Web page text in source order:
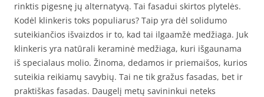
rinktis pigesnę jų alternatyvą. Tai fasadui skirtos plytelės.
Kodėl klinkeris toks populiarus? Taip yra dėl solidumo
suteikiančios išvaizdos ir to, kad tai ilgaamžė medžiaga. Juk
klinkeris yra natūrali keraminė medžiaga, kuri išgaunama
iš specialaus molio. Žinoma, dedamos ir priemaišos, kurios
suteikia reikiamų savybių. Tai ne tik gražus fasadas, bet ir
praktiškas fasadas. Daugelį metų savininkui neteks